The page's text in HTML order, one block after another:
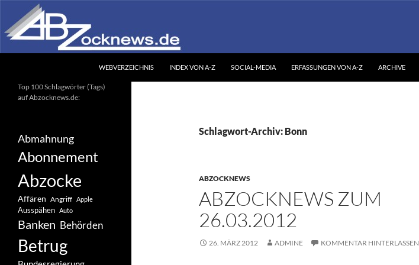
Inhalt
springen
WEBVERZEICHNIS INDEX VON A-Z SOCIAL-MEDIA ERFASSUNGEN VON A-Z ARCHIVE
Schlagwort-Archiv: Bonn
ABZOCKNEWS
ABZOCKNEWS ZUM
26.03.2012
26. MÄRZ 2012 ADMINE KOMMENTAR HINTERLASSEN
Ihr unabhängiges
Informationsportal
Top 100 Schlagwörter (Tags)
auf Abzocknews.de:
Abmahnung
Abonnement
Abzocke
Affären Angriff Apple
Ausspähen Auto
Banken Behörden
Betrug